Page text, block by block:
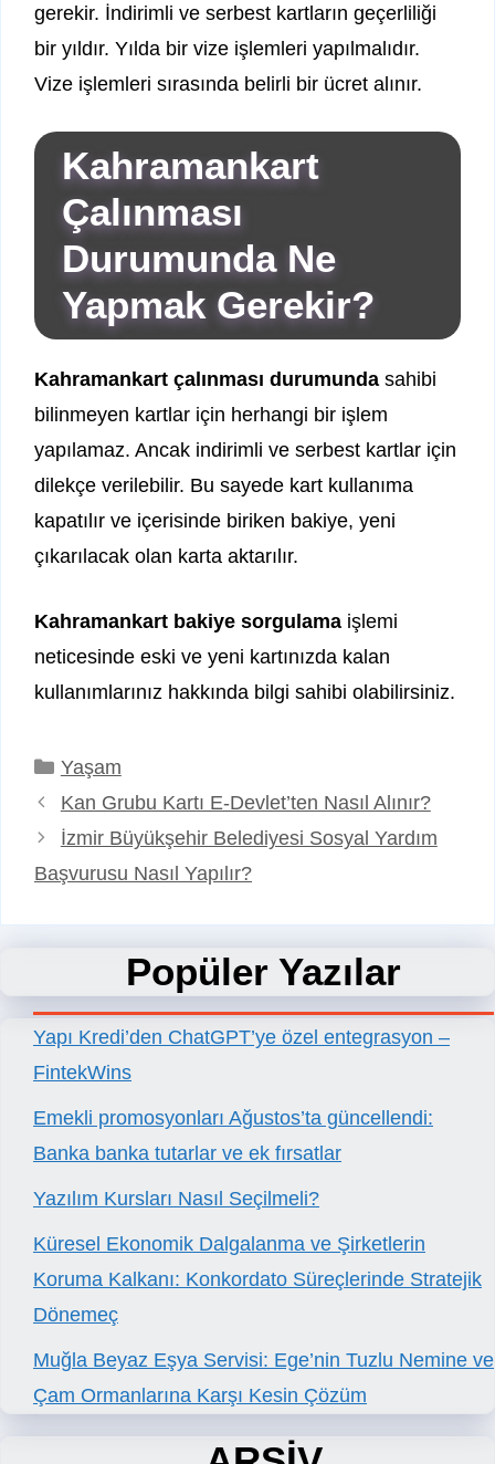
gerekir. İndirimli ve serbest kartların geçerliliği
bir yıldır. Yılda bir vize işlemleri yapılmalıdır.
Vize işlemleri sırasında belirli bir ücret alınır.
Kahramankart
Çalınması
Durumunda Ne
Yapmak Gerekir?
Kahramankart çalınması durumunda sahibi
bilinmeyen kartlar için herhangi bir işlem
yapılamaz. Ancak indirimli ve serbest kartlar için
dilekçe verilebilir. Bu sayede kart kullanıma
kapatılır ve içerisinde biriken bakiye, yeni
çıkarılacak olan karta aktarılır.
Kahramankart bakiye sorgulama işlemi
neticesinde eski ve yeni kartınızda kalan
kullanımlarınız hakkında bilgi sahibi olabilirsiniz.
Kategoriler
Yaşam
Kan Grubu Kartı E-Devlet’ten Nasıl Alınır?
İzmir Büyükşehir Belediyesi Sosyal Yardım
Başvurusu Nasıl Yapılır?
Popüler Yazılar
Yapı Kredi’den ChatGPT’ye özel entegrasyon –
FintekWins
Emekli promosyonları Ağustos’ta güncellendi:
Banka banka tutarlar ve ek fırsatlar
Yazılım Kursları Nasıl Seçilmeli?
Küresel Ekonomik Dalgalanma ve Şirketlerin
Koruma Kalkanı: Konkordato Süreçlerinde Stratejik
Dönemeç
Muğla Beyaz Eşya Servisi: Ege’nin Tuzlu Nemine ve
Çam Ormanlarına Karşı Kesin Çözüm